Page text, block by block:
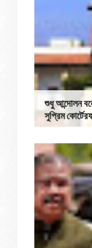
শুধু আন্দোলন
সুপ্রিম